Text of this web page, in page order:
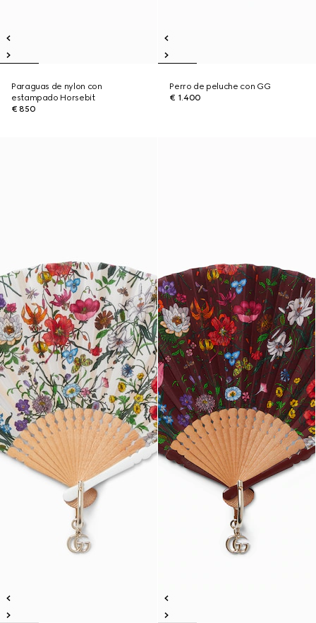
Paraguas de nylon con
estampado Horsebit
€ 850
Perro de peluche con GG
€ 1.400